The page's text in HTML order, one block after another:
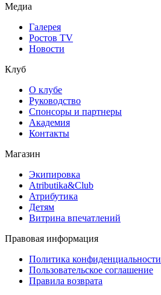
Медиа
Галерея
Ростов TV
Новости
Клуб
О клубе
Руководство
Спонсоры и партнеры
Академия
Контакты
Магазин
Экипировка
Atributika&Club
Атрибутика
Детям
Витрина впечатлений
Правовая информация
Политика конфиденциальности
Пользовательское соглашение
Правила возврата